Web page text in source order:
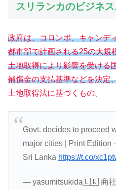
スリランカのビジネ
政府は、コロンボ、キャンデ
都市部で計画される25の大規
土地取得により影響を受ける
補償金の支払基準などを決定
土地取得法に基づくもの。
Govt. decides to proceed
major cities | Print Edition
Sri Lanka https://t.co/
— yasumitsukida🇱🇰 商社